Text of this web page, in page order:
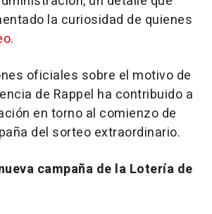
la curiosidad de quienes
.
oficiales sobre el motivo de
de Rappel ha contribuido a
en torno al comienzo de
del sorteo extraordinario.
campaña de la Lotería de